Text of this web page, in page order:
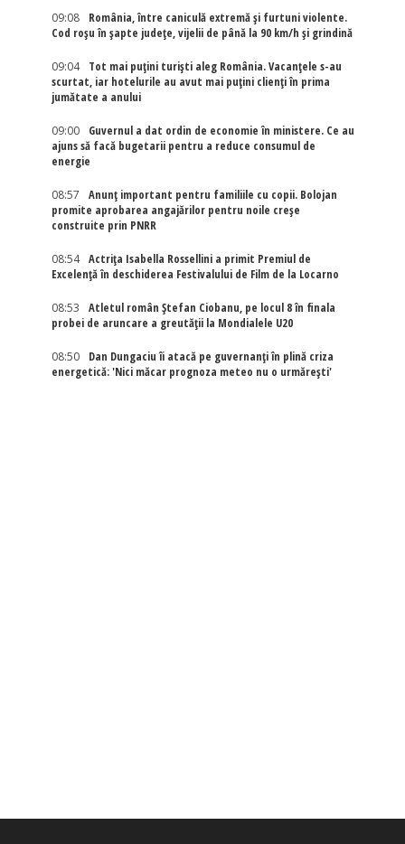
09:08
România, între caniculă extremă și furtuni violente.
Cod roșu în șapte județe, vijelii de până la 90 km/h și grindină
09:04
Tot mai puțini turiști aleg România. Vacanțele s-au
scurtat, iar hotelurile au avut mai puțini clienți în prima
jumătate a anului
09:00
Guvernul a dat ordin de economie în ministere. Ce au
ajuns să facă bugetarii pentru a reduce consumul de
energie
08:57
Anunț important pentru familiile cu copii. Bolojan
promite aprobarea angajărilor pentru noile creșe
construite prin PNRR
08:54
Actriţa Isabella Rossellini a primit Premiul de
Excelenţă în deschiderea Festivalului de Film de la Locarno
08:53
Atletul român Ștefan Ciobanu, pe locul 8 în finala
probei de aruncare a greutății la Mondialele U20
08:50
Dan Dungaciu îi atacă pe guvernanți în plină criza
energetică: 'Nici măcar prognoza meteo nu o urmărești'